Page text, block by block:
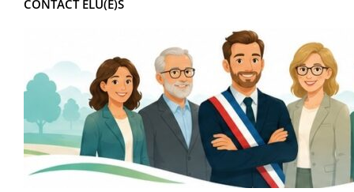
CONTACT ÉLU(E)S